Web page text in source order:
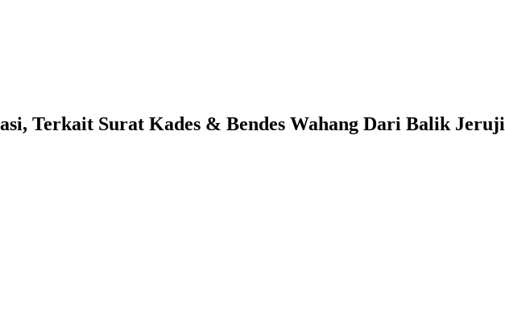
Terkait Surat Kades & Bendes Wahang Dari Balik Jeruji